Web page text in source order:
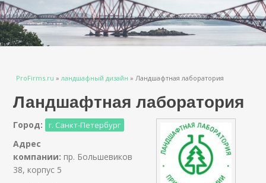
Вы здесь
ProFirms.ru » ландшафный дизайн » Ландшафтная лаборатория
Ландшафтная лаборатория
Город: г. Санкт-Петербург
Адрес
компании: пр. Большевиков
38, корпус 5